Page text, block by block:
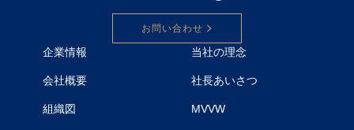
お問い合わせ
企業情報
会社概要
組織図
当社の理念
社長あいさつ
MVVW